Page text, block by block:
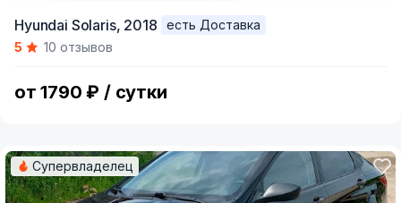
of
Hyundai Solaris, 2018
есть Доставка
5
10 отзывов
от 1790 ₽ / сутки
Супервладелец